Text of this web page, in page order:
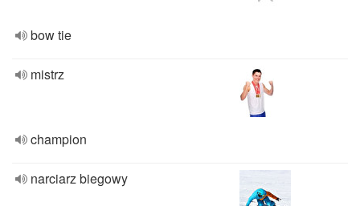
bow tie
mistrz
champion
narciarz biegowy